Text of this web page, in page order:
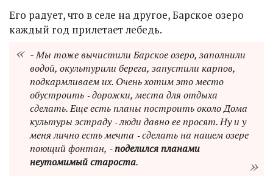
Его радует, что в селе на другое, Барское озеро
каждый год прилетает лебедь.
- Мы тоже вычистили Барское озеро, заполнили
водой, окультурили берега, запустили карпов,
подкармливаем их. Очень хотим это место
обустроить ‑ дорожки, места для отдыха
сделать. Еще есть планы построить около Дома
культуры эстраду ‑ люди давно ее просят. Ну и у
меня лично есть мечта ‑ сделать на нашем озере
поющий фонтан, ‑поделился планами
неутомимый староста.